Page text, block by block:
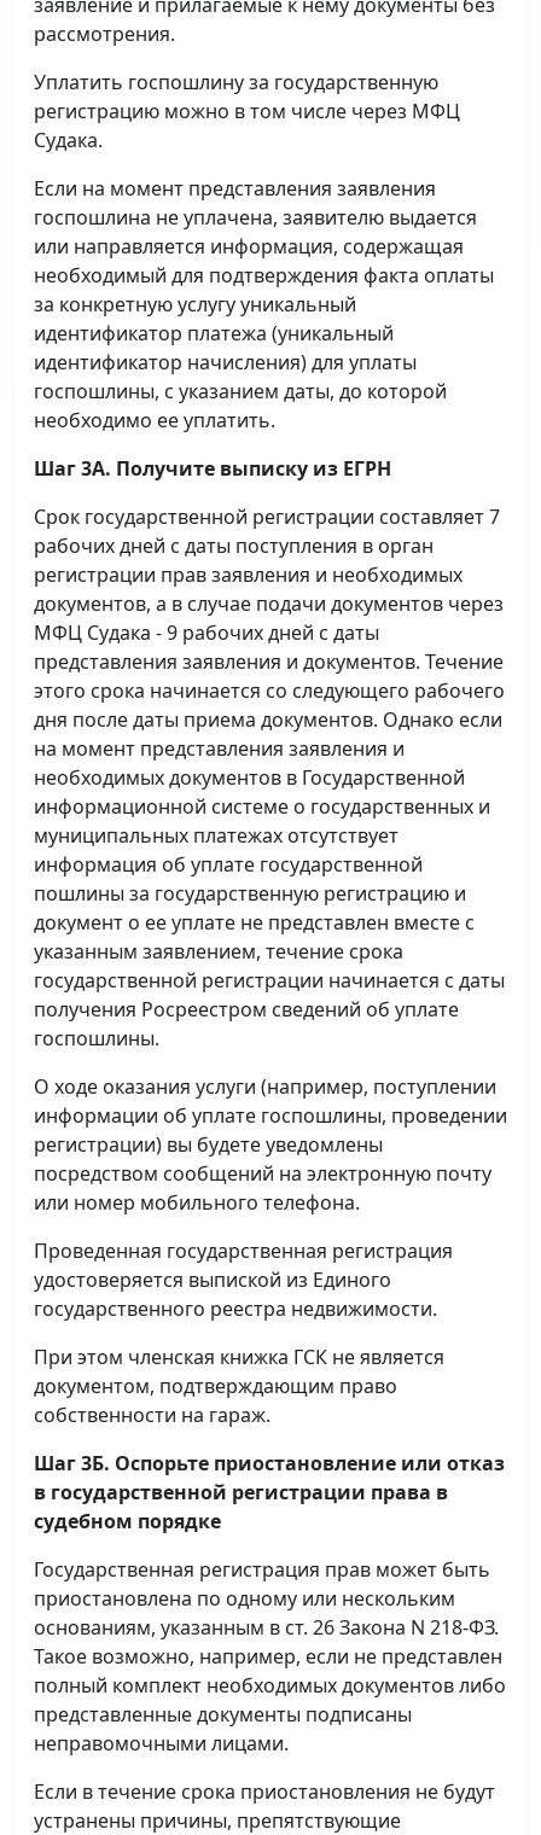
рассмотрения.
Уплатить госпошлину за государственную
регистрацию можно в том числе через МФЦ
Судака.
Если на момент представления заявления
госпошлина не уплачена, заявителю выдается
или направляется информация, содержащая
необходимый для подтверждения факта оплаты
за конкретную услугу уникальный
идентификатор платежа (уникальный
идентификатор начисления) для уплаты
госпошлины, с указанием даты, до которой
необходимо ее уплатить.
Шаг 3А. Получите выписку из ЕГРН
Срок государственной регистрации составляет 7
рабочих дней с даты поступления в орган
регистрации прав заявления и необходимых
документов, а в случае подачи документов через
МФЦ Судака - 9 рабочих дней с даты
представления заявления и документов. Течение
этого срока начинается со следующего рабочего
дня после даты приема документов. Однако если
на момент представления заявления и
необходимых документов в Государственной
информационной системе о государственных и
муниципальных платежах отсутствует
информация об уплате государственной
пошлины за государственную регистрацию и
документ о ее уплате не представлен вместе с
указанным заявлением, течение срока
государственной регистрации начинается с даты
получения Росреестром сведений об уплате
госпошлины.
О ходе оказания услуги (например, поступлении
информации об уплате госпошлины, проведении
регистрации) вы будете уведомлены
посредством сообщений на электронную почту
или номер мобильного телефона.
Проведенная государственная регистрация
удостоверяется выпиской из Единого
государственного реестра недвижимости.
При этом членская книжка ГСК не является
документом, подтверждающим право
собственности на гараж.
Шаг 3Б. Оспорьте приостановление или отказ
в государственной регистрации права в
судебном порядке
Государственная регистрация прав может быть
приостановлена по одному или нескольким
основаниям, указанным в ст. 26 Закона N 218-ФЗ.
Такое возможно, например, если не представлен
полный комплект необходимых документов либо
представленные документы подписаны
неправомочными лицами.
Если в течение срока приостановления не будут
устранены причины, препятствующие